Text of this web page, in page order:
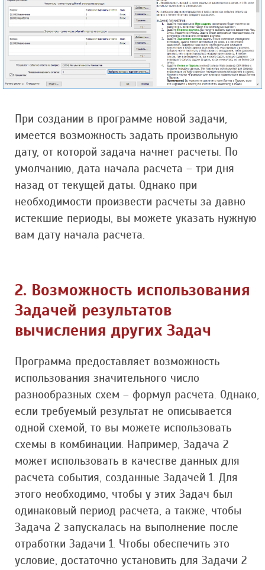
При создании в программе новой задачи,
имеется возможность задать произвольную
дату, от которой задача начнет расчеты. По
умолчанию, дата начала расчета – три дня
назад от текущей даты. Однако при
необходимости произвести расчеты за давно
истекшие периоды, вы можете указать нужную
вам дату начала расчета.
2. Возможность использования
Задачей результатов
вычисления других Задач
Программа предоставляет возможность
использования значительного число
разнообразных схем – формул расчета. Однако,
если требуемый результат не описывается
одной схемой, то вы можете использовать
схемы в комбинации. Например, Задача 2
может использовать в качестве данных для
расчета события, созданные Задачей 1. Для
этого необходимо, чтобы у этих Задач был
одинаковый период расчета, а также, чтобы
Задача 2 запускалась на выполнение после
отработки Задачи 1. Чтобы обеспечить это
условие, достаточно установить для Задачи 2